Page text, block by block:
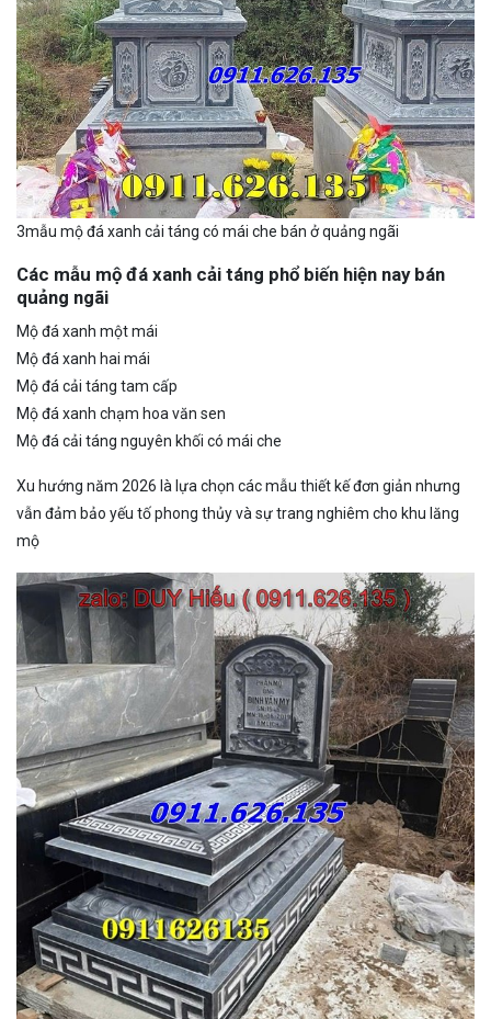
3mẫu mộ đá xanh cải táng có mái che bán ở quảng ngãi
Các mẫu mộ đá xanh cải táng phổ biến hiện nay bán
quảng ngãi
Mộ đá xanh một mái
Mộ đá xanh hai mái
Mộ đá cải táng tam cấp
Mộ đá xanh chạm hoa văn sen
Mộ đá cải táng nguyên khối có mái che
Xu hướng năm 2026 là lựa chọn các mẫu thiết kế đơn giản nhưng
vẫn đảm bảo yếu tố phong thủy và sự trang nghiêm cho khu lăng
mộ